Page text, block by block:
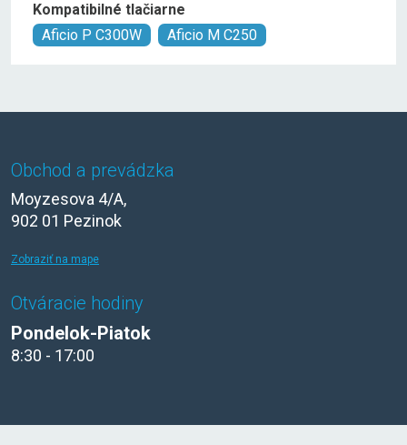
Kompatibilné tlačiarne
Aficio P C300W
Aficio M C250
Obchod a prevádzka
Moyzesova 4/A,
902 01 Pezinok
Zobraziť na mape
Otváracie hodiny
Pondelok-Piatok
8:30 - 17:00